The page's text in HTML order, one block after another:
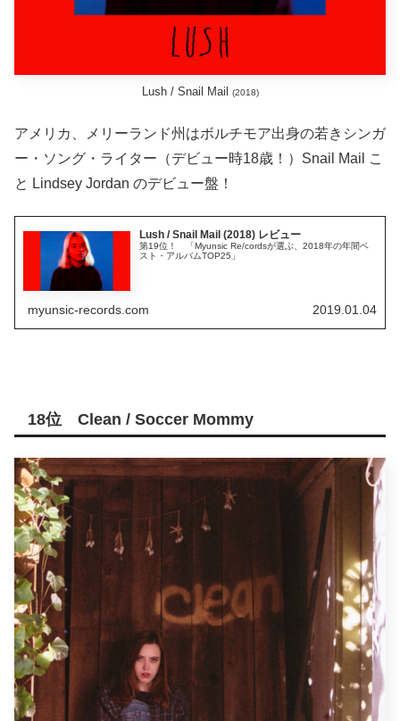
Lush / Snail Mail (2018)
アメリカ、メリーランド州はボルチモア出身の若きシンガ
ー・ソング・ライター（デビュー時18歳！）Snail Mail こ
と Lindsey Jordan のデビュー盤！
Lush / Snail Mail (2018) レビュー
第19位！ 「Myunsic Re/cordsが選ぶ、2018年の年間ベ
スト・アルバムTOP25」
myunsic-records.com 2019.01.04
18位 Clean / Soccer Mommy